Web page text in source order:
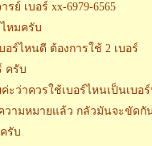
รย์ เบอร์ xx-6979-6565
หมครับ
อร์ไหนดี ต้องการใช้ 2 เบอร์
ครับ
ะว่าควรใช้เบอร์ไหนเป็นเบอ
วามหมายแล้ว กลัวมันจะขัดกั
รับ